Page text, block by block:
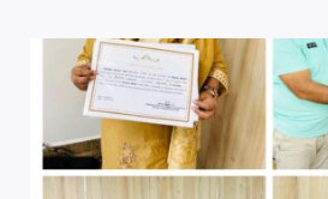
at
s
A
p
p
c
e
b
o
o
itt
e
r
k
e
dI
n
ai
e